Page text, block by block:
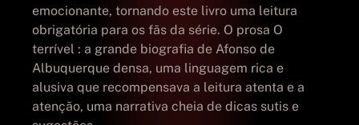
emocionante, tornando este livro uma leitura
obrigatória para os fãs da série. O prosa O
terrível : a grande biografia de Afonso de
Albuquerque densa, uma linguagem rica e
alusiva que recompensava a leitura atenta e a
atenção, uma narrativa cheia de dicas sutis e